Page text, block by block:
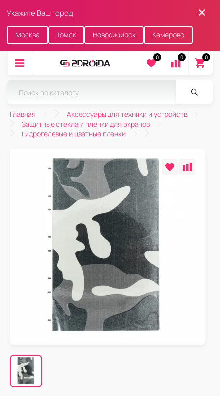
Укажите Ваш город
Москва Томск Новосибирск Кемерово
0 0 0
Главная
Аксессуары для техники и устройств
Защитные стекла и пленки для экранов
Гидрогелевые и цветные пленки